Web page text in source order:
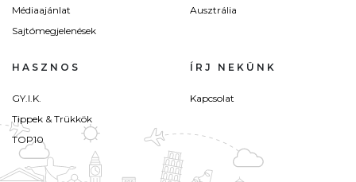
Médiaajánlat
Sajtómegjelenések
Ausztrália
HASZNOS
GY.I.K.
Tippek & Trükkök
TOP10
ÍRJ NEKÜNK
Kapcsolat